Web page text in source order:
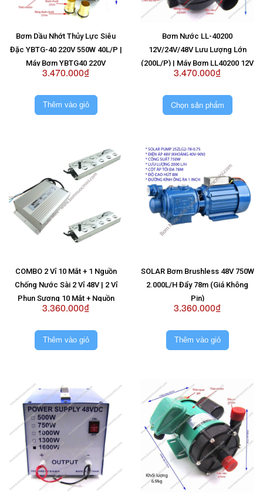
Bơm Dầu Nhớt Thủy Lực Siêu
Đặc YBTG-40 220V 550W 40L/P |
Máy Bơm YBTG40 220V
3.470.000₫
Thêm vào giỏ
Bơm Nước LL-40200
12V/24V/48V Lưu Lượng Lớn
(200L/P) | Máy Bơm LL40200 12V
| Máy Bơm LL40200 24V | Máy
3.470.000₫
Chọn sản phẩm
COMBO 2 Vỉ 10 Mắt + 1 Nguồn
Chống Nước Sài 2 Vỉ 48V | 2 Vỉ
Phun Sương 10 Mắt + Nguồn
Chống Nước Sài 2 Vỉ 48V
3.360.000₫
Thêm vào giỏ
SOLAR Bơm Brushless 48V 750W
2.000L/H Đẩy 78m (Giá Không
Pin)
3.360.000₫
Thêm vào giỏ